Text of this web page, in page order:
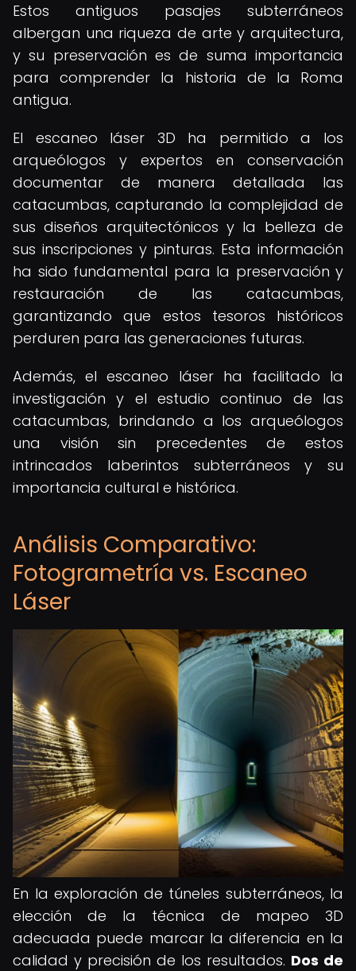
Estos antiguos pasajes subterráneos
albergan una riqueza de arte y arquitectura,
y su preservación es de suma importancia
para comprender la historia de la Roma
antigua.
El escaneo láser 3D ha permitido a los
arqueólogos y expertos en conservación
documentar de manera detallada las
catacumbas, capturando la complejidad de
sus diseños arquitectónicos y la belleza de
sus inscripciones y pinturas. Esta información
ha sido fundamental para la preservación y
restauración de las catacumbas,
garantizando que estos tesoros históricos
perduren para las generaciones futuras.
Además, el escaneo láser ha facilitado la
investigación y el estudio continuo de las
catacumbas, brindando a los arqueólogos
una visión sin precedentes de estos
intrincados laberintos subterráneos y su
importancia cultural e histórica.
Análisis Comparativo:
Fotogrametría vs. Escaneo
Láser
En la exploración de túneles subterráneos, la
elección de la técnica de mapeo 3D
adecuada puede marcar la diferencia en la
calidad y precisión de los resultados. Dos de